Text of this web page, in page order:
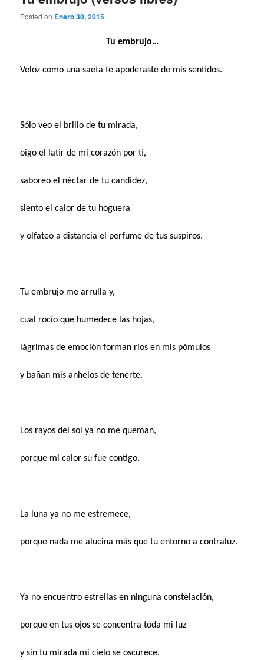
Posted on Enero 30, 2015
Tu embrujo…
Veloz como una saeta te apoderaste de mis sentidos.
Sólo veo el brillo de tu mirada,
oigo el latir de mi corazón por ti,
saboreo el néctar de tu candidez,
siento el calor de tu hoguera
y olfateo a distancia el perfume de tus suspiros.
Tu embrujo me arrulla y,
cual rocío que humedece las hojas,
lágrimas de emoción forman ríos en mis pómulos
y bañan mis anhelos de tenerte.
Los rayos del sol ya no me queman,
porque mi calor su fue contigo.
La luna ya no me estremece,
porque nada me alucina más que tu entorno a contraluz.
Ya no encuentro estrellas en ninguna constelación,
porque en tus ojos se concentra toda mi luz
y sin tu mirada mi cielo se oscurece.